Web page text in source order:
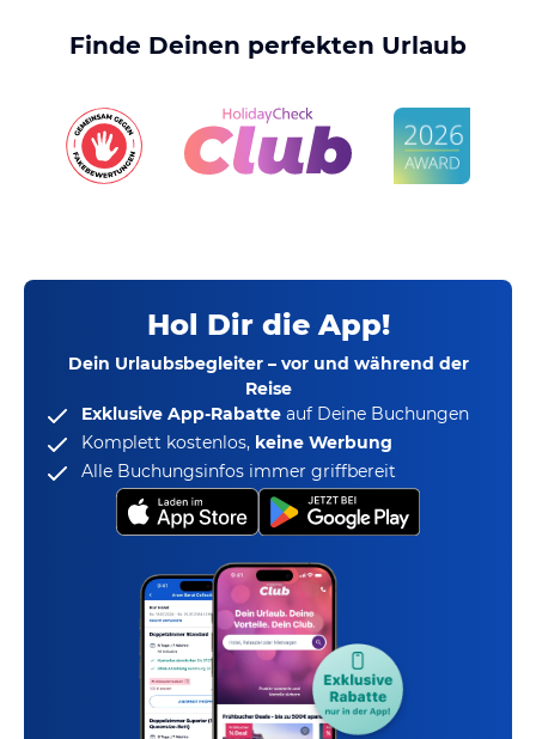
Finde Deinen perfekten Urlaub
Hol Dir die App!
Dein Urlaubsbegleiter – vor und während der
Reise
Exklusive App-Rabatte auf Deine Buchungen
Komplett kostenlos, keine Werbung
Alle Buchungsinfos immer griffbereit